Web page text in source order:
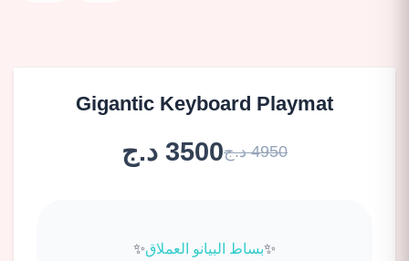
Gigantic Keyboard Playmat
4950 د.ج 3500 د.ج
✨بساط البيانو العملاق✨